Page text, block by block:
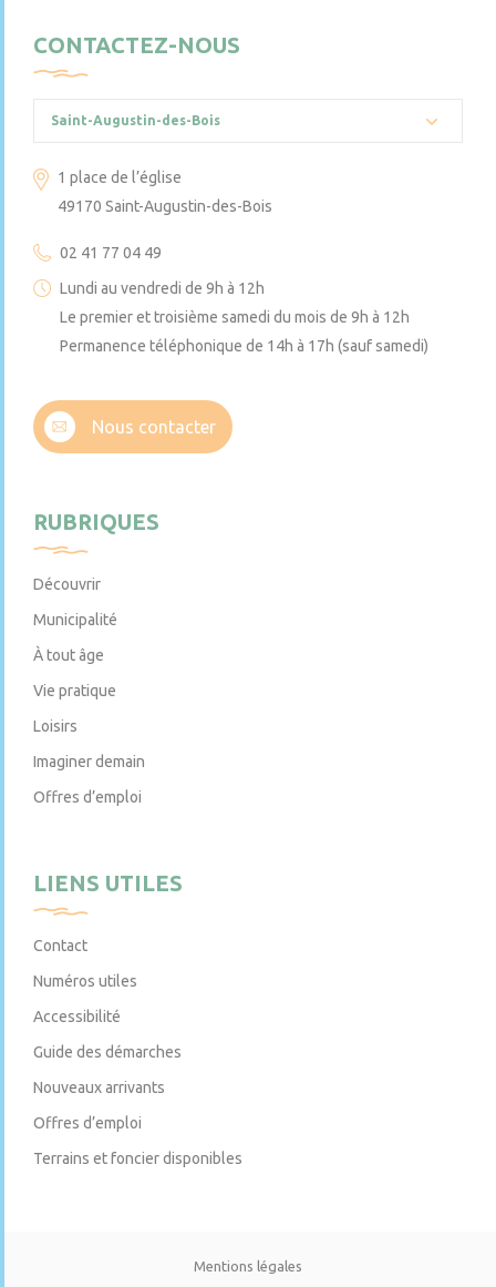
CONTACTEZ-NOUS
Saint-Augustin-des-Bois
1 place de l’église
49170 Saint-Augustin-des-Bois
02 41 77 04 49
Lundi au vendredi de 9h à 12h
Le premier et troisième samedi du mois de 9h à 12h
Permanence téléphonique de 14h à 17h (sauf samedi)
Nous contacter
RUBRIQUES
Découvrir
Municipalité
À tout âge
Vie pratique
Loisirs
Imaginer demain
Offres d’emploi
LIENS UTILES
Contact
Numéros utiles
Accessibilité
Guide des démarches
Nouveaux arrivants
Offres d’emploi
Terrains et foncier disponibles
Mentions légales